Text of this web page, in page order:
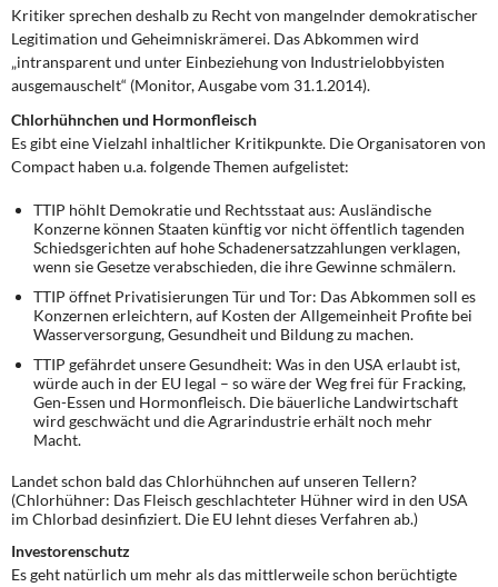
Kritiker sprechen deshalb zu Recht von mangelnder demokratischer
Legitimation und Geheimniskrämerei. Das Abkommen wird
„intransparent und unter Einbeziehung von Industrielobbyisten
ausgemauschelt“ (Monitor, Ausgabe vom 31.1.2014).
Chlorhühnchen und Hormonfleisch
Es gibt eine Vielzahl inhaltlicher Kritikpunkte. Die Organisatoren von
Compact haben u.a. folgende Themen aufgelistet:
TTIP höhlt Demokratie und Rechtsstaat aus: Ausländische
Konzerne können Staaten künftig vor nicht öffentlich tagenden
Schiedsgerichten auf hohe Schadenersatzzahlungen verklagen,
wenn sie Gesetze verabschieden, die ihre Gewinne schmälern.
TTIP öffnet Privatisierungen Tür und Tor: Das Abkommen soll es
Konzernen erleichtern, auf Kosten der Allgemeinheit Profite bei
Wasserversorgung, Gesundheit und Bildung zu machen.
TTIP gefährdet unsere Gesundheit: Was in den USA erlaubt ist,
würde auch in der EU legal – so wäre der Weg frei für Fracking,
Gen-Essen und Hormonfleisch. Die bäuerliche Landwirtschaft
wird geschwächt und die Agrarindustrie erhält noch mehr
Macht.
Landet schon bald das Chlorhühnchen auf unseren Tellern?
(Chlorhühner: Das Fleisch geschlachteter Hühner wird in den USA
im Chlorbad desinfiziert. Die EU lehnt dieses Verfahren ab.)
Investorenschutz
Es geht natürlich um mehr als das mittlerweile schon berüchtigte